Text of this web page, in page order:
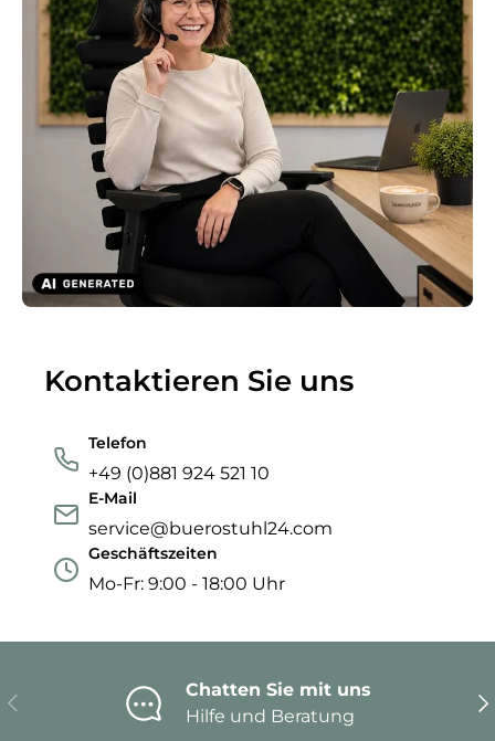
Kontaktieren Sie uns
Telefon
+49 (0)881 924 521 10
E-Mail
service@buerostuhl24.com
Geschäftszeiten
Mo-Fr: 9:00 - 18:00 Uhr
Vorherige
Chatten Sie mit uns
Hilfe und Beratung